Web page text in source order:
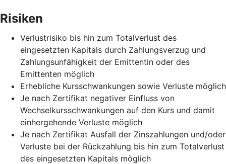
Risiken
Verlustrisiko bis hin zum Totalverlust des
eingesetzten Kapitals durch Zahlungsverzug und
Zahlungsunfähigkeit der Emittentin oder des
Emittenten möglich
Erhebliche Kursschwankungen sowie Verluste möglich
Je nach Zertifikat negativer Einfluss von
Wechselkursschwankungen auf den Kurs und damit
einhergehende Verluste möglich
Je nach Zertifikat Ausfall der Zinszahlungen und/oder
Verluste bei der Rückzahlung bis hin zum Totalverlust
des eingesetzten Kapitals möglich